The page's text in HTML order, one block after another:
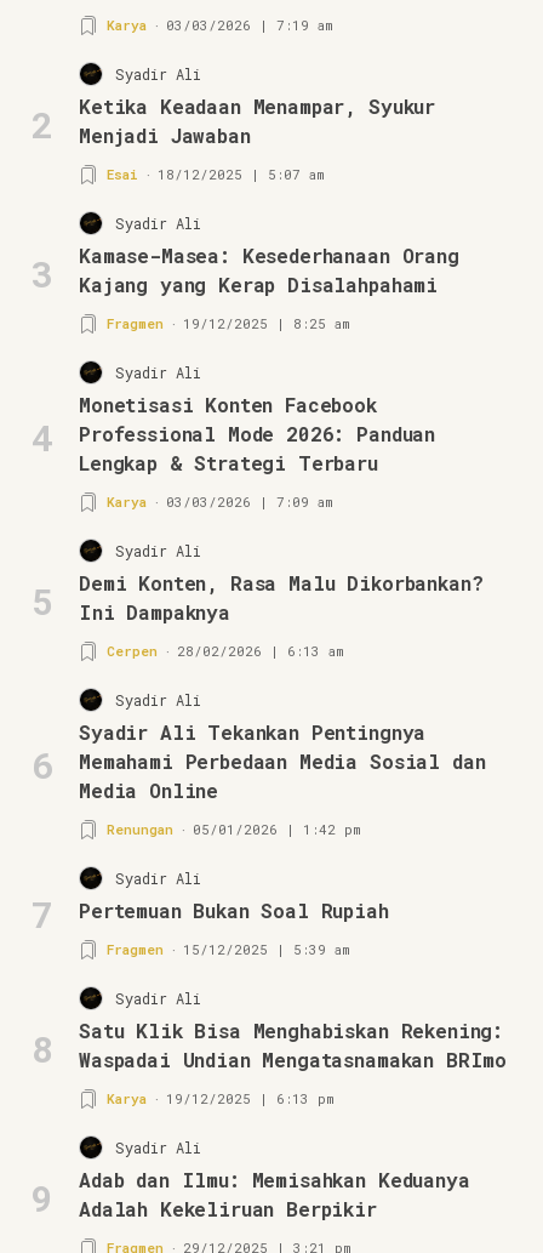
Karya 03/03/2026 | 7:19 am
2
Syadir Ali
Ketika Keadaan Menampar, Syukur
Menjadi Jawaban
Esai 18/12/2025 | 5:07 am
3
Syadir Ali
Kamase-Masea: Kesederhanaan Orang
Kajang yang Kerap Disalahpahami
Fragmen 19/12/2025 | 8:25 am
4
Syadir Ali
Monetisasi Konten Facebook
Professional Mode 2026: Panduan
Lengkap & Strategi Terbaru
Karya 03/03/2026 | 7:09 am
5
Syadir Ali
Demi Konten, Rasa Malu Dikorbankan?
Ini Dampaknya
Cerpen 28/02/2026 | 6:13 am
6
Syadir Ali
Syadir Ali Tekankan Pentingnya
Memahami Perbedaan Media Sosial dan
Media Online
Renungan 05/01/2026 | 1:42 pm
7
Syadir Ali
Pertemuan Bukan Soal Rupiah
Fragmen 15/12/2025 | 5:39 am
8
Syadir Ali
Satu Klik Bisa Menghabiskan Rekening:
Waspadai Undian Mengatasnamakan BRImo
Karya 19/12/2025 | 6:13 pm
9
Syadir Ali
Adab dan Ilmu: Memisahkan Keduanya
Adalah Kekeliruan Berpikir
Fragmen 29/12/2025 | 3:21 pm